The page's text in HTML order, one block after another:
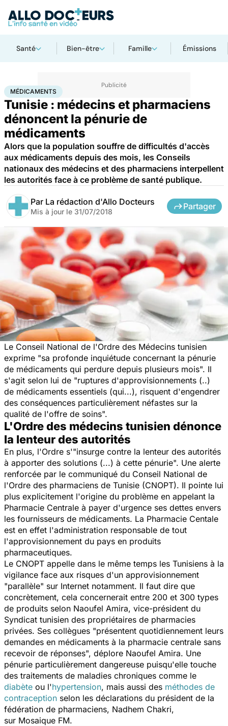
Santé Bien-être Famille Émissions
AccueilSantéMédicaments Médicaments
MÉDICAMENTS
Tunisie : médecins et pharmaciens
dénoncent la pénurie de
médicaments
Alors que la population souffre de difficultés d'accès
aux médicaments depuis des mois, les Conseils
nationaux des médecins et des pharmaciens interpellent
les autorités face à ce problème de santé publique.
Par La rédaction d'Allo Docteurs
Mis à jour le 31/07/2018
Partager
Le Conseil National de l'Ordre des Médecins tunisien
exprime "sa profonde inquiétude concernant la pénurie
de médicaments qui perdure depuis plusieurs mois". Il
s'agit selon lui de "ruptures d'approvisionnements (..)
de médicaments essentiels (qui...), risquent d'engendrer
des conséquences particulièrement néfastes sur la
qualité de l'offre de soins".
L'Ordre des médecins tunisien dénonce
la lenteur des autorités
En plus, l'Ordre s'"insurge contre la lenteur des autorités
à apporter des solutions (...) à cette pénurie". Une alerte
renforcée par le communiqué du Conseil National de
l'Ordre des pharmaciens de Tunisie (CNOPT). Il pointe lui
plus explicitement l'origine du problème en appelant la
Pharmacie Centrale à payer d'urgence ses dettes envers
les fournisseurs de médicaments. La Pharmacie Centale
est en effet l'administration responsable de tout
l'approvisionnement du pays en produits
pharmaceutiques.
Le CNOPT appelle dans le même temps les Tunisiens à la
vigilance face aux risques d'un approvisionnement
"parallèle" sur Internet notamment. Il faut dire que
concrètement, cela concernerait entre 200 et 300 types
de produits selon Naoufel Amira, vice-président du
Syndicat tunisien des propriétaires de pharmacies
privées. Ses collègues "présentent quotidiennement leurs
demandes en médicaments à la pharmacie centrale sans
recevoir de réponses", déplore Naoufel Amira. Une
pénurie particulièrement dangereuse puisqu'elle touche
des traitements de maladies chroniques comme le
diabète ou l'hypertension, mais aussi des méthodes de
contraception selon les déclarations du président de la
fédération de pharmaciens, Nadhem Chakri,
sur Mosaique FM.